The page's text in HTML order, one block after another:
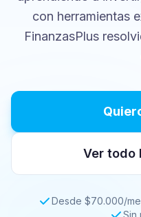
con herramientas
FinanzasPlus
Ver todo
Desde $70.000/
Sin